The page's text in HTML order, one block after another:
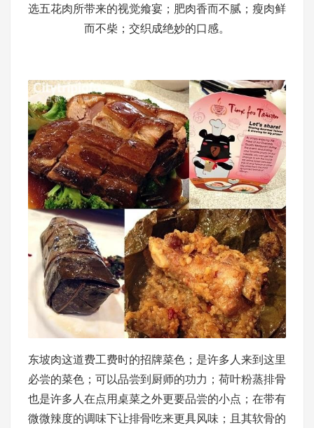
选五花肉所带来的视觉飨宴；肥肉香而不腻；瘦肉鲜
而不柴；交织成绝妙的口感。
东坡肉这道费工费时的招牌菜色；是许多人来到这里
必尝的菜色；可以品尝到厨师的功力；荷叶粉蒸排骨
也是许多人在点用桌菜之外更要品尝的小点；在带有
微微辣度的调味下让排骨吃来更具风味；且其软骨的